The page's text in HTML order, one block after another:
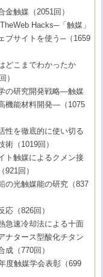
リオレフィンに向けた重合
展
会実現のための触媒および
よる触媒研究の未来展望1：
討論会
反応における計算化学の進
による触媒研究の未来展望
所編
，あんな物質―新たな触媒
学』を活かした触媒研究
の応用
貯蔵のための触媒技術の新
討論会
製造の触媒技術
アクター
触媒材料
光の進歩と応用
討論会
を用いた化学プロセスの新
討論会
ギー場の触媒反応
ける金属の触媒作用
ミカルズの展開に寄与する
討論会
ベルでみた新しい表面現象
重合触媒の新たな展
媒が良いのか？
討論会
車排ガス処理技術
現状と将来─第90回触媒討論
製造の触媒技術
討論会
製造の触媒技術
と触媒技術
）
れた触媒の化学
討論会
した電気化学の新展開
調製と機能化
が欲しい
討論会
学術雑誌/情報
らみた触媒化学の現状と未
）
ミストリーと触媒
討論会特集号
バイオプロセス
利用の触媒化学
おける新しい切り口：コン
ミストリー
討論会特集号
る触媒研究のブレークスル
触媒として使ってみません
）
学の明日を拓く
討論会
ミクス
しろさをどのように伝える
討論会
触媒の新しい展開
性と機能性を目指した金属
）
な?-特異な空間とその利用-
討論会
反応最前線
料の新展開
論を考える
材料と触媒
のNMRの応用と展望
）
の提言/創立40周年記念・触
の歩みとこれから/創立40周
討論会
化学へのさそい
制御と予測
プロセスと触媒
討論会
の化学
今
均一系触媒反応-その特徴と
討論会
触媒の実用化研究
場を目指した触媒調製
技術の新しい展開
討論会
世界
）
と触媒作用/C1化学を中心と
触媒
クメダル:金・銀・銅はどん
すか
おける機能の複合化
！若手研究者
討論会
クな領域への触媒研究の展
心とする21世紀への触媒
）
ミカルズと固体触媒
討論会
用した触媒
イクル
変換触媒
討論会
の新しい展開
ーラス・クリスタル触媒の
）
触媒
討論会
開
討論会
）
発マニュアル―探索から工
討論会
うらおもて―着想と展開
寿命の予測
い触媒
）
を与えたこの研究
討論会
合成触媒―新しい展開と応
）
ス開発マニュアル―探索か
知っておきたいこと PartII
討論会
）
けて触媒研究の飛躍をめざ
裾野を広げよう
討論会
）
反応設計・材料設計
）
金触媒（2051回）
Hacks─「触媒」
ブサイトを使う─（1659
どこまでわかったか
）
の研究開発戦略―触媒
機能材料開発―（1075
性を徹底的に使い切る
術（1019回）
ト触媒によるクメン接
921回）
の光触媒能の研究（837
応（826回）
急速冷却法による十面
ナタース型酸化チタン
成（770回）
度触媒学会表彰（699